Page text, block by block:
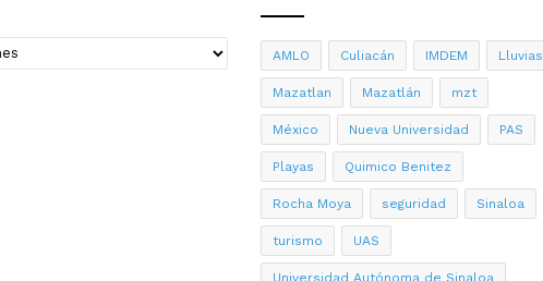
AMLO Culiacán IMDEM Lluvias
Mazatlan Mazatlán mzt
México Nueva Universidad PAS
Playas Quimico Benitez
Rocha Moya seguridad Sinaloa
turismo UAS
Universidad Autónoma de Sinaloa